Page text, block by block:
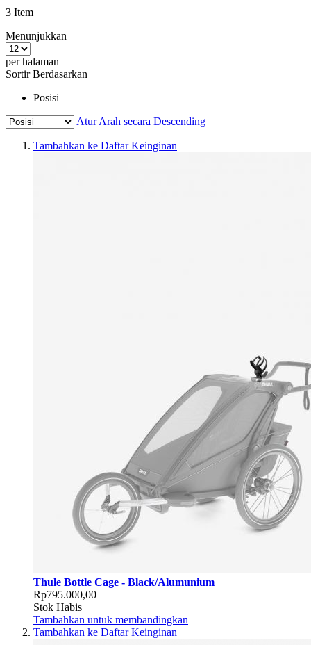
3 Item
Menunjukkan
per halaman
Sortir Berdasarkan
Posisi
Atur Arah secara Descending
Tambahkan ke Daftar Keinginan
Thule Bottle Cage - Black/Alumunium
Rp795.000,00
Stok Habis
Tambahkan untuk membandingkan
Tambahkan ke Daftar Keinginan